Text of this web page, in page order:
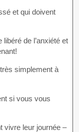
et qui doivent
libéré de l’anxiété et
simplement à
si vous vous
vivre leur journée –